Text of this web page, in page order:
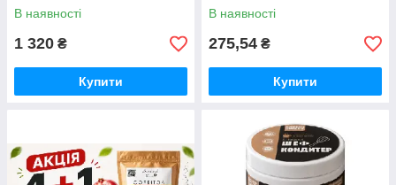
В наявності
1 320 ₴
Купити
В наявності
275,54 ₴
Купити